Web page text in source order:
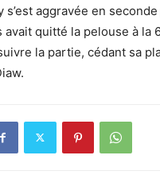
s’est aggravée en
avait quitté la pelouse à la
la partie, cédant sa